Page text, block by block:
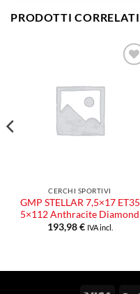
PRODOTTI CORRELATI
CERCHI SPORTIVI
GMP STELLAR 7,5×17 ET35
5×112 Anthracite Diamond
193,98€ IVA incl.